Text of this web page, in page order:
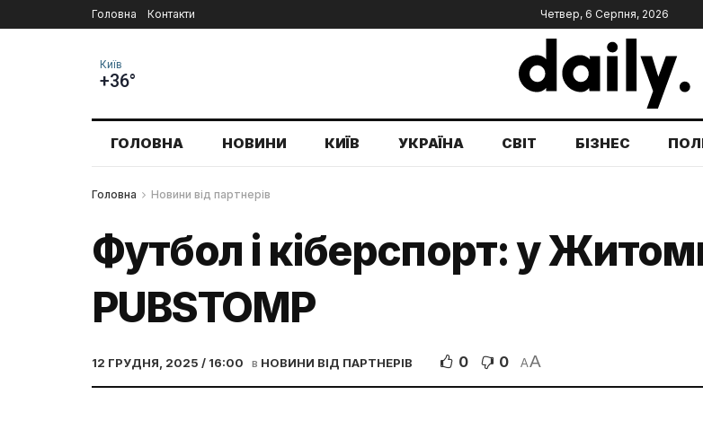
Головна Контакти Четвер, 6 Серпня, 2026
Київ
+36°
ГОЛОВНА НОВИНИ КИЇВ УКРАЇНА СВІТ БІЗНЕС
Головна Новини від партнерів
Футбол і кіберспорт: у
PUBSTOMP
12 ГРУДНЯ, 2025 / 16:00 в НОВИНИ ВІД ПАРТНЕРІВ 0 0 AA